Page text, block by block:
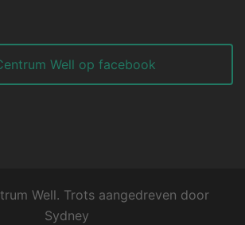
Well op facebook
Well. Trots aangedreven door
Sydney